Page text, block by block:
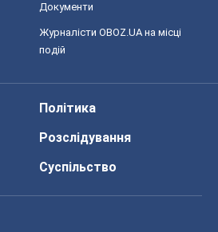
Документи
Журналісти OBOZ.UA на місці
подій
Політика
Розслідування
Суспільство